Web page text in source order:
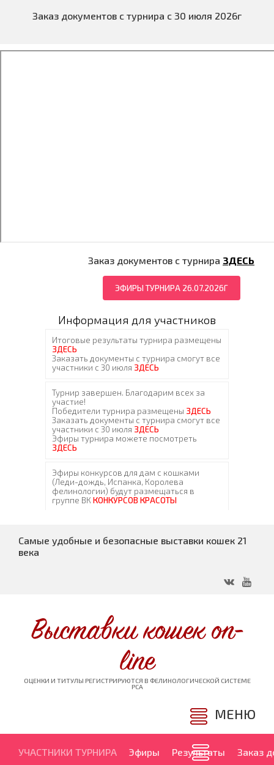
Заказ документов с турнира с 30 июля 2026г
Заказ документов с турнира ЗДЕСЬ
ЭФИРЫ ТУРНИРА 26.07.2026Г
Информация для участников
Самые удобные и безопасные выставки кошек 21
века
Выставки кошек on-
line
ОЦЕНКИ И ТИТУЛЫ РЕГИСТРИРУЮТСЯ В ФЕЛИНОЛОГИЧЕСКОЙ СИСТЕМЕ
PCA
МЕНЮ
УЧАСТНИКИ ТУРНИРА Эфиры Результаты Заказ